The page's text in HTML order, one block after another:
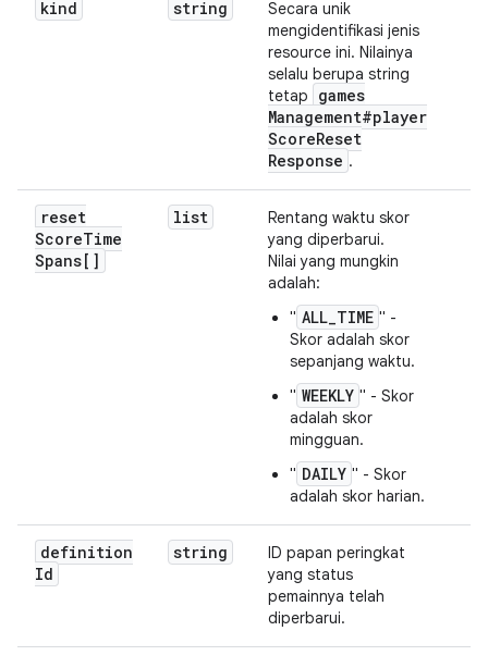
kind string
Secara unik
mengidentifikasi jenis
resource ini. Nilainya
selalu berupa string
tetap
games
Management#player
ScoreReset
Response .
reset
ScoreTime
Spans[]
list
Rentang waktu skor
yang diperbarui.
Nilai yang mungkin
adalah:
" ALL_TIME " -
Skor adalah skor
sepanjang waktu.
" WEEKLY " - Skor
adalah skor
mingguan.
" DAILY " - Skor
adalah skor harian.
definition
Id
string
ID papan peringkat
yang status
pemainnya telah
diperbarui.